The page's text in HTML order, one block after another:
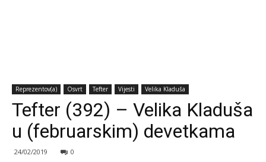
Reprezentov(a) Osvrt Tefter Vijesti Velika Kladuša
Tefter (392) – Velika Kladuša
u (februarskim) devetkama
24/02/2019 0